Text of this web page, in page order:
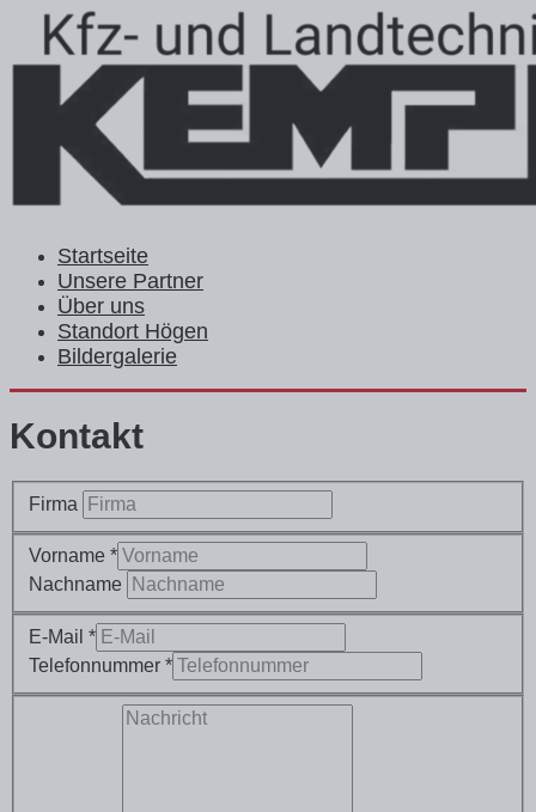
Startseite
Unsere Partner
Über uns
Standort Högen
Bildergalerie
Kontakt
Firma
Vorname *
Nachname
E-Mail *
Telefonnummer *